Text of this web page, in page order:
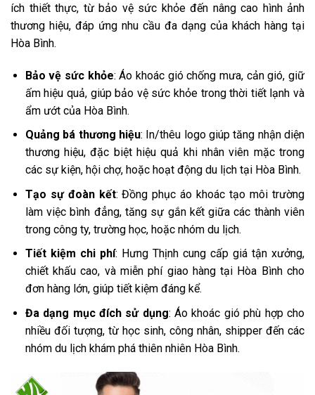
ích thiết thực, từ bảo vệ sức khỏe đến nâng cao hình ảnh
thương hiệu, đáp ứng nhu cầu đa dạng của khách hàng tại
Hòa Bình.
Bảo vệ sức khỏe: Áo khoác gió chống mưa, cản gió, giữ
ấm hiệu quả, giúp bảo vệ sức khỏe trong thời tiết lạnh và
ẩm ướt của Hòa Bình.
Quảng bá thương hiệu: In/thêu logo giúp tăng nhận diện
thương hiệu, đặc biệt hiệu quả khi nhân viên mặc trong
các sự kiện, hội chợ, hoặc hoạt động du lịch tại Hòa Bình.
Tạo sự đoàn kết: Đồng phục áo khoác tạo môi trường
làm việc bình đẳng, tăng sự gắn kết giữa các thành viên
trong công ty, trường học, hoặc nhóm du lịch.
Tiết kiệm chi phí: Hưng Thịnh cung cấp giá tận xưởng,
chiết khấu cao, và miễn phí giao hàng tại Hòa Bình cho
đơn hàng lớn, giúp tiết kiệm đáng kể.
Đa dạng mục đích sử dụng: Áo khoác gió phù hợp cho
nhiều đối tượng, từ học sinh, công nhân, shipper đến các
nhóm du lịch khám phá thiên nhiên Hòa Bình.